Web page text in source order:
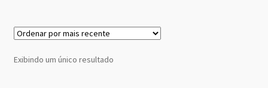
Exibindo um único resultado